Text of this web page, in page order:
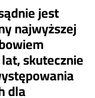
jest
najwyższej
skutecznie
dla